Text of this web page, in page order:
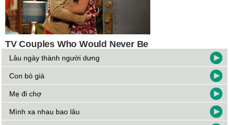
Lâu ngày thành người dưng
Con bò già
Mẹ đi chợ
Mình xa nhau bao lâu